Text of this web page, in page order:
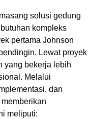
solusi gedung
kompleks
pertama Johnson
Lewat proyek
yang bekerja lebih
Melalui
dan
meliputi: